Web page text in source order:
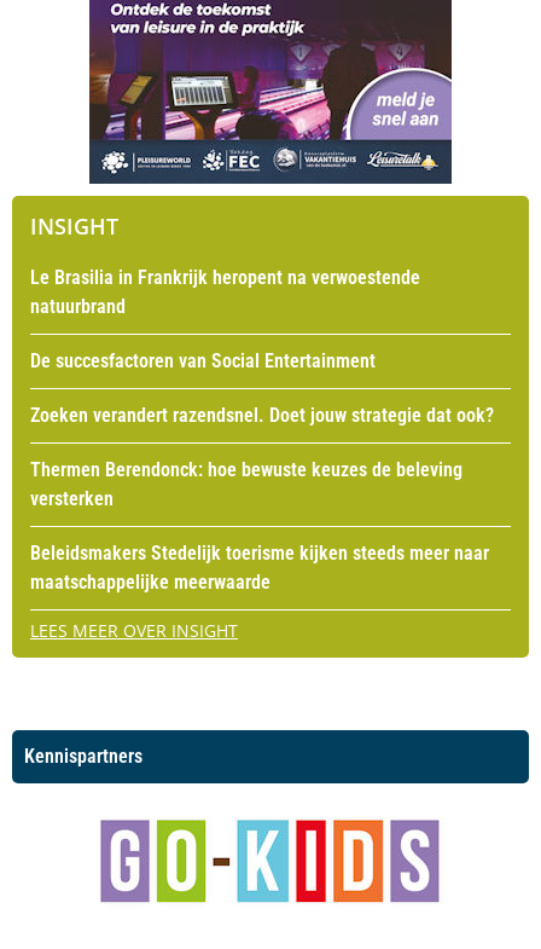
INSIGHT
Le Brasilia in Frankrijk heropent na verwoestende
natuurbrand
De succesfactoren van Social Entertainment
Zoeken verandert razendsnel. Doet jouw strategie dat ook?
Thermen Berendonck: hoe bewuste keuzes de beleving
versterken
Beleidsmakers Stedelijk toerisme kijken steeds meer naar
maatschappelijke meerwaarde
LEES MEER OVER INSIGHT
Kennispartners